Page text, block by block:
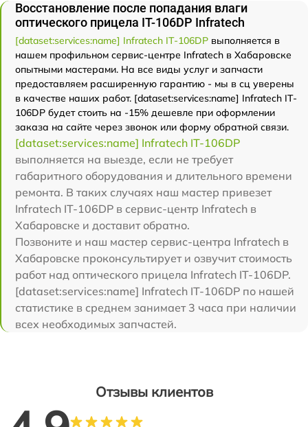
Восстановление после попадания влаги
оптического прицела IT-106DP Infratech
[dataset:services:name] Infratech IT-106DP выполняется в
нашем профильном сервис-центре Infratech в Хабаровске
опытными мастерами. На все виды услуг и запчасти
предоставляем расширенную гарантию - мы в сц уверены
в качестве наших работ. [dataset:services:name] Infratech IT-
106DP будет стоить на -15% дешевле при оформлении
заказа на сайте через звонок или форму обратной связи.
[dataset:services:name] Infratech IT-106DP
выполняется на выезде, если не требует
габаритного оборудования и длительного времени
ремонта. В таких случаях наш мастер привезет
Infratech IT-106DP в сервис-центр Infratech в
Хабаровске и доставит обратно.
Позвоните и наш мастер сервис-центра Infratech в
Хабаровске проконсультирует и озвучит стоимость
работ над оптического прицела Infratech IT-106DP.
[dataset:services:name] Infratech IT-106DP по нашей
статистике в среднем занимает 3 часа при наличии
всех необходимых запчастей.
Отзывы клиентов